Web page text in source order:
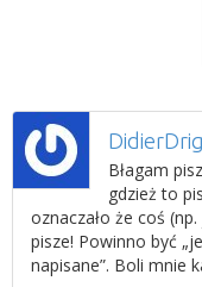
Błagam
gdzież to
oznaczało że coś
pisze! Powinno być
napisane”. Boli mnie